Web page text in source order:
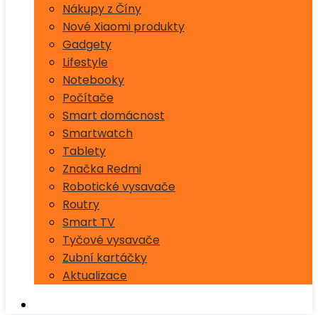
Nákupy z Číny
Nové Xiaomi produkty
Gadgety
Lifestyle
Notebooky
Počítače
Smart domácnost
Smartwatch
Tablety
Značka Redmi
Robotické vysavače
Routry
Smart TV
Tyčové vysavače
Zubní kartáčky
Aktualizace